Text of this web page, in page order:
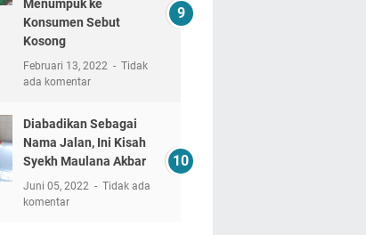
Menumpuk ke
Konsumen Sebut
Kosong
Februari 13, 2022
Tidak
ada komentar
Diabadikan Sebagai
Nama Jalan, Ini Kisah
Syekh Maulana Akbar
Juni 05, 2022
Tidak ada
komentar